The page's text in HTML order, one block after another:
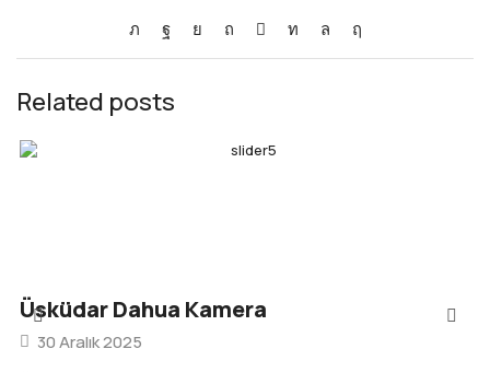
Related posts
Üsküdar Dahua Kamera
30 Aralık 2025